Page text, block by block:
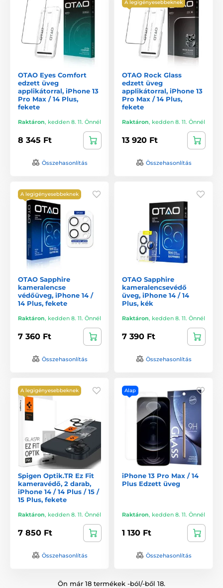
OTAO Eyes Comfort
edzett üveg
applikátorral, iPhone 13
Pro Max / 14 Plus,
fekete
Raktáron, kedden 8. 11. Önnél
8 345 Ft
Összehasonlítás
A legigényesebbeknek
OTAO Rock Glass
edzett üveg
applikátorral, iPhone 13
Pro Max / 14 Plus,
fekete
Raktáron, kedden 8. 11. Önnél
13 920 Ft
Összehasonlítás
A legigényesebbeknek
OTAO Sapphire
kameralencse
védőüveg, iPhone 14 /
14 Plus, fekete
Raktáron, kedden 8. 11. Önnél
7 360 Ft
Összehasonlítás
OTAO Sapphire
kameralencsevédő
üveg, iPhone 14 / 14
Plus, kék
Raktáron, kedden 8. 11. Önnél
7 390 Ft
Összehasonlítás
A legigényesebbeknek
Spigen Optik.TR Ez Fit
kameravédő, 2 darab,
iPhone 14 / 14 Plus / 15 /
15 Plus, fekete
Raktáron, kedden 8. 11. Önnél
7 850 Ft
Összehasonlítás
Alap
iPhone 13 Pro Max / 14
Plus Edzett üveg
Raktáron, kedden 8. 11. Önnél
1 130 Ft
Összehasonlítás
Ön már 18 termékek -ból/-ből 18.